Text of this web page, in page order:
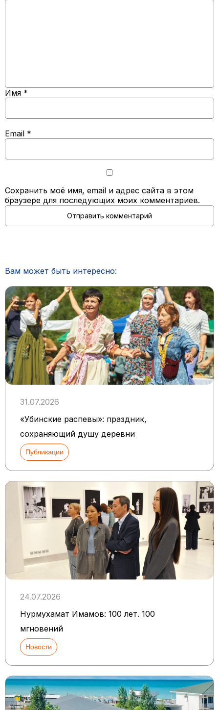
Имя *
Email *
Сохранить моё имя, email и адрес сайта в этом
браузере для последующих моих комментариев.
Вам может быть интересно:
31.07.2026
«Убинские распевы»: праздник,
сохраняющий душу деревни
Публикации
24.07.2026
Нурмухамат Имамов: 100 лет. 100
мгновений
Новости